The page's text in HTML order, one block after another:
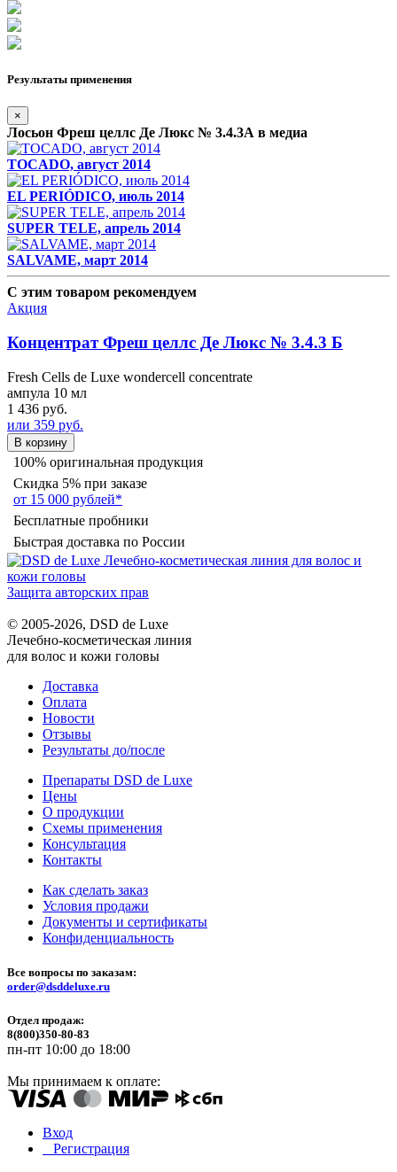
Результаты применения
×
Лосьон Фреш целлс Де Люкс № 3.4.3А в медиа
TOCADO, август 2014
EL PERIÓDICO, июль 2014
SUPER TELE, апрель 2014
SALVAME, март 2014
С этим товаром рекомендуем
Акция
Концентрат Фреш целлс Де Люкс № 3.4.3 Б
Fresh Cells de Luxe wondercell concentrate
ампула 10 мл
1 436 руб.
или 359 руб.
В корзину
100% оригинальная продукция
Скидка 5% при заказе
от 15 000 рублей*
Бесплатные пробники
Быстрая доставка по России
Защита авторских прав
© 2005-2026, DSD de Luxe
Лечебно-косметическая линия
для волос и кожи головы
Доставка
Оплата
Новости
Отзывы
Результаты до/после
Препараты DSD de Luxe
Цены
О продукции
Схемы применения
Консультация
Контакты
Как сделать заказ
Условия продажи
Документы и сертификаты
Конфиденциальность
Все вопросы по заказам:
order@dsddeluxe.ru
Отдел продаж:
8(800)350-80-83
пн-пт 10:00 до 18:00
Мы принимаем к оплате:
Вход
Регистрация